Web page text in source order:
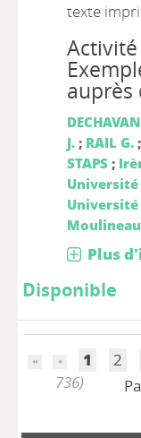
texte
auprès
J.; RAIL G.;
STAPS ;
Université
Université
Plus
Disponible
1 2
736)